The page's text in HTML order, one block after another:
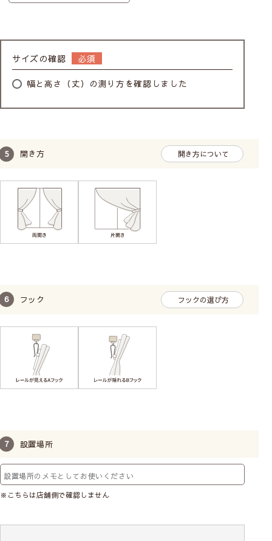
サイズの確認
幅と高さ（丈）の測り方を確認しました
開き方 開き方について
フック フックの選び方
設置場所
※こちらは店舗側で確認しません